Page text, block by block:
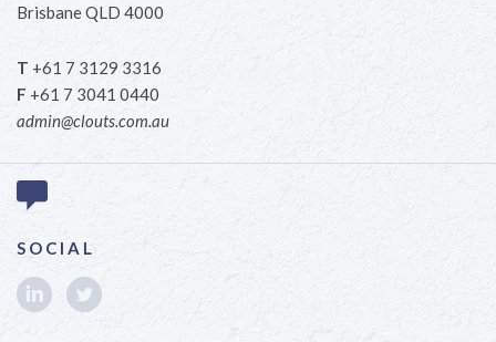
Brisbane QLD 4000
T +61 7 3129 3316
F +61 7 3041 0440
admin@clouts.com.au
SOCIAL